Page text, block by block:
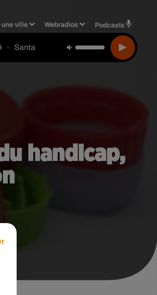
ville Webradios Podcasts
- Santa
handicap,